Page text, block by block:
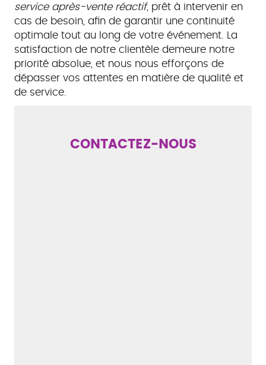
service après-vente réactif, prêt à intervenir en
cas de besoin, afin de garantir une continuité
optimale tout au long de votre événement. La
satisfaction de notre clientèle demeure notre
priorité absolue, et nous nous efforçons de
dépasser vos attentes en matière de qualité et
de service.
CONTACTEZ-NOUS